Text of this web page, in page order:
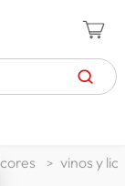
vinos y